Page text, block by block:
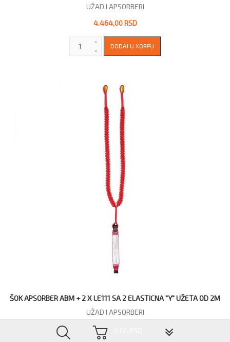
UŽAD I APSORBERI
4.464,00 RSD
ŠOK APSORBER ABM + 2 X LE111 SA 2 ELASTICNA "Y" UŽETA OD 2M
UŽAD I APSORBERI
4.620,00 RSD
▼